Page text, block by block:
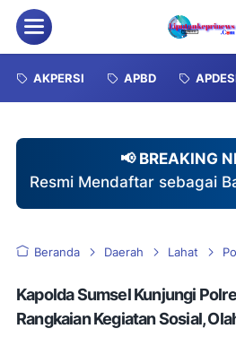
Menu
AKPERSI APBD
📢 BREAKING
Beranda Daerah Lahat
Kapolda Sumsel Kunjungi
Rangkaian Kegiatan Sosial,